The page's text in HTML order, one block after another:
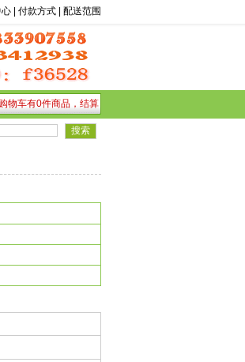
付款方式 配送范围
购物车有0件商品， 结算
10 11